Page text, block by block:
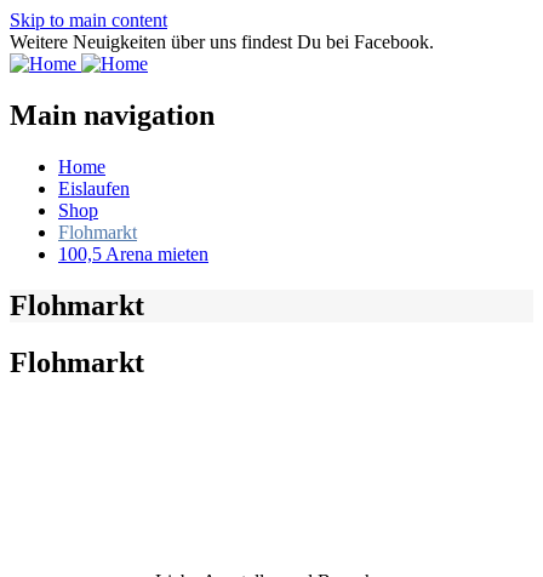
Skip to main content
Weitere Neuigkeiten über uns findest Du bei Facebook.
Main navigation
Home
Eislaufen
Shop
Flohmarkt
100,5 Arena mieten
Flohmarkt
Flohmarkt